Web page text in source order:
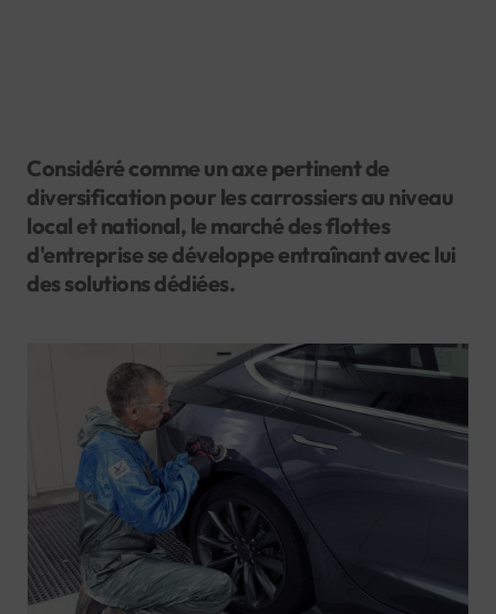
Considéré comme un axe pertinent de
diversification pour les carrossiers au niveau
local et national, le marché des flottes
d'entreprise se développe entraînant avec lui
des solutions dédiées.